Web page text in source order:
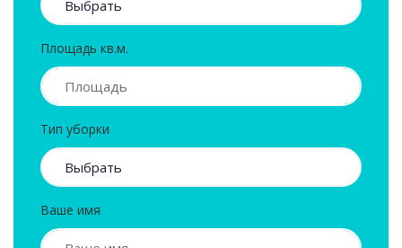
Площадь кв.м.
Тип уборки
Ваше имя